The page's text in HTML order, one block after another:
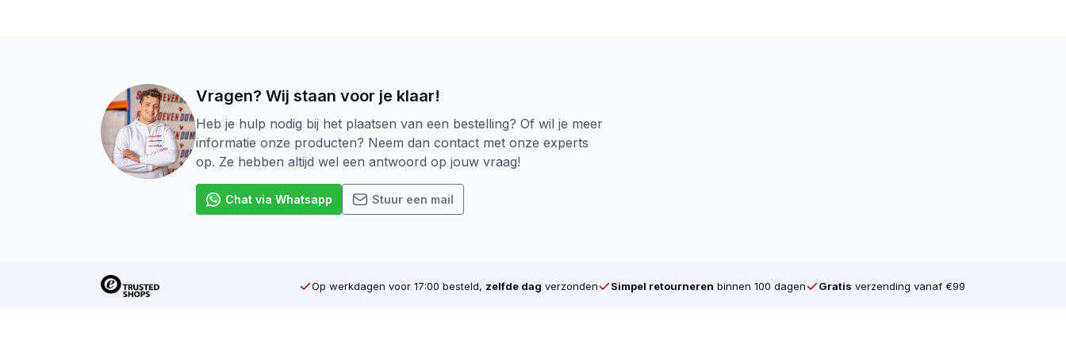
Vragen? Wij staan voor je klaar!
Heb je hulp nodig bij het plaatsen van een bestelling? Of wil je meer
informatie onze producten? Neem dan contact met onze experts
op. Ze hebben altijd wel een antwoord op jouw vraag!
Chat via Whatsapp Stuur een mail
Op werkdagen voor 17:00 besteld, zelfde dag verzonden Simpel retourneren binnen 100 dagen Gratis verzending vanaf €99